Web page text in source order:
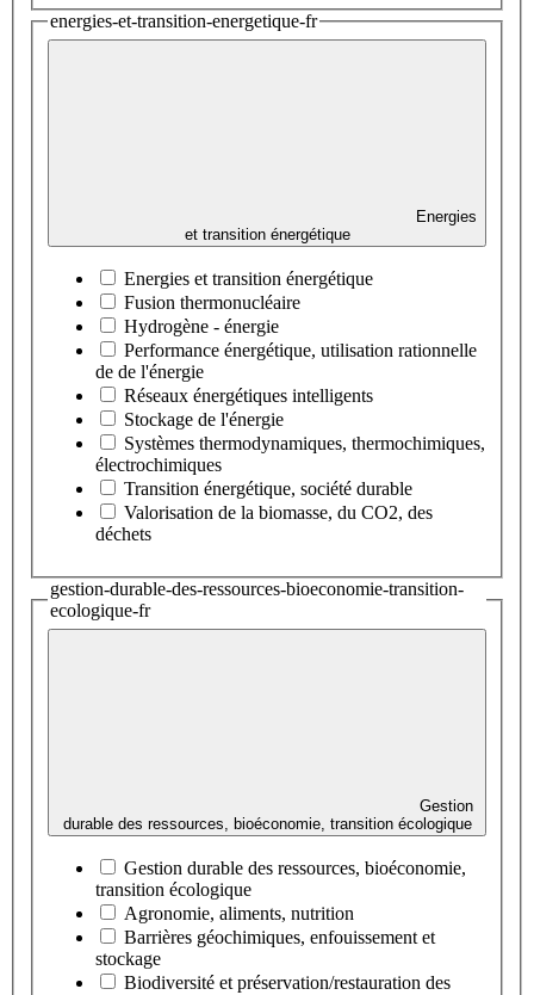
energies-et-transition-energetique-fr
Energies
et transition énergétique
Energies et transition énergétique
Fusion thermonucléaire
Hydrogène - énergie
Performance énergétique, utilisation rationnelle
de de l'énergie
Réseaux énergétiques intelligents
Stockage de l'énergie
Systèmes thermodynamiques, thermochimiques,
électrochimiques
Transition énergétique, société durable
Valorisation de la biomasse, du CO2, des
déchets
gestion-durable-des-ressources-bioeconomie-transition-
ecologique-fr
Gestion
durable des ressources, bioéconomie, transition écologique
Gestion durable des ressources, bioéconomie,
transition écologique
Agronomie, aliments, nutrition
Barrières géochimiques, enfouissement et
stockage
Biodiversité et préservation/restauration des